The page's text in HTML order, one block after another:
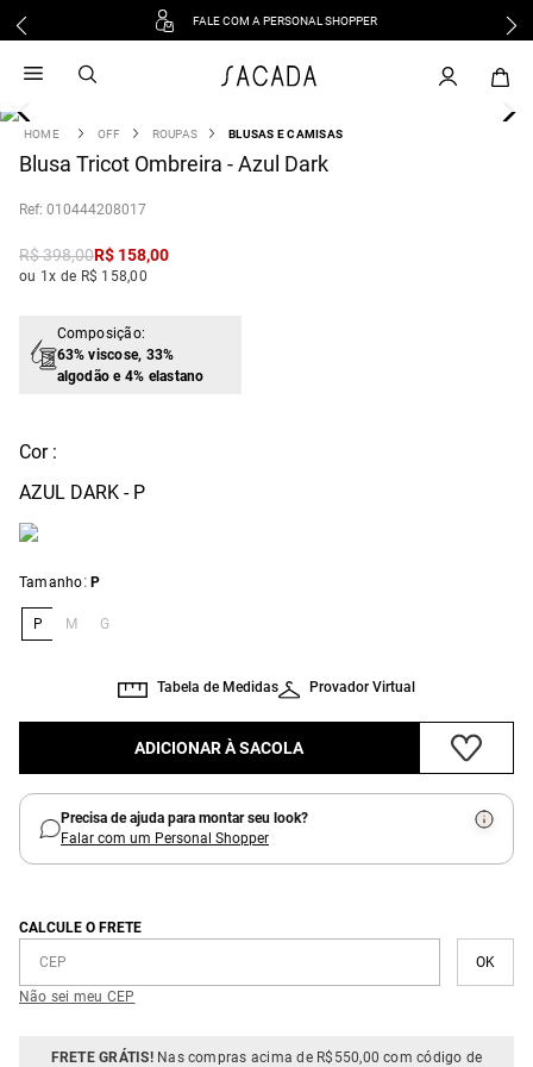
FALE COM A PERSONAL SHOPPER
OFF ROUPAS BLUSAS E CAMISAS
Blusa Tricot Ombreira - Azul Dark
: 010444208017
R$398,00R$ 158,00
ou 1x de R$ 158,00
Composição:
63% viscose, 33%
algodão e 4% elastano
Cor :
AZUL DARK - P
Tamanho: P
P M G
Provador Virtual
Tabela de Medidas
ADICIONAR À SACOLA
Precisa de ajuda para montar seu look?
Falar com um Personal Shopper
CALCULE O FRETE
Não sei meu CEP
FRETE GRÁTIS!Nas compras acima de R$550,00 com código de
vestido
3 º blusa
º vestido longo
º macacão
jeans
º vestido curto